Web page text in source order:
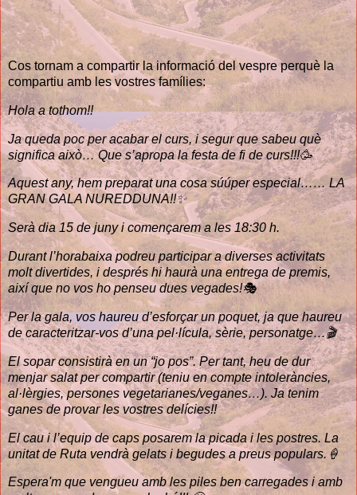
Cos tornam a compartir la informació del vespre perquè la
compartiu amb les vostres famílies:
Hola a tothom!!
Ja queda poc per acabar el curs, i segur que sabeu què
significa això… Que s’apropa la festa de fi de curs!!!🥳
Aquest any, hem preparat una cosa súúper especial…… LA
GRAN GALA NUREDDUNA!!✨
Serà dia 15 de juny i començarem a les 18:30 h.
Durant l’horabaixa podreu participar a diverses activitats
molt divertides, i després hi haurà una entrega de premis,
així que no vos ho penseu dues vegades!🎭
Per la gala, vos haureu d’esforçar un poquet, ja que haureu
de caracteritzar-vos d’una pel·lícula, sèrie, personatge…🎬
El sopar consistirà en un “jo pos”. Per tant, heu de dur
menjar salat per compartir (teniu en compte intoleràncies,
al·lèrgies, persones vegetarianes/veganes…). Ja tenim
ganes de provar les vostres delícies!!
El cau i l’equip de caps posarem la picada i les postres. La
unitat de Ruta vendrà gelats i begudes a preus populars.🍦
Espera'm que vengueu amb les piles ben carregades i amb